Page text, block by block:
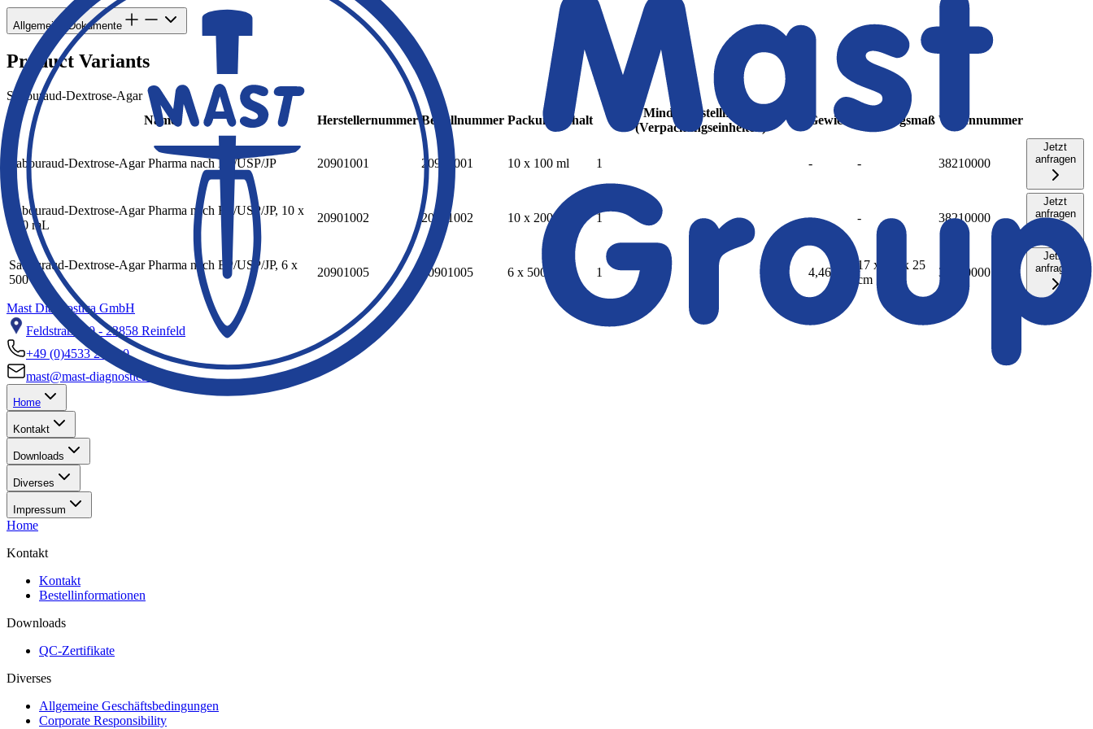
Allgemeine Dokumente
Product Variants
Sabouraud-Dextrose-Agar
Name
Herstellernummer Bestellnummer Packungsinhalt
Mindestbestellmenge
(Verpackungseinheiten)
Gewicht Packungsmaß Warennummer
Sabouraud-Dextrose-Agar Pharma nach EP/USP/JP 20901001 20901001 10 x 100 ml 1 - - 38210000
Jetzt
anfragen
Sabouraud-Dextrose-Agar Pharma nach EP/USP/JP, 10 x
200 mL
20901002 20901002 10 x 200 ml 1 - - 38210000
Jetzt
anfragen
Sabouraud-Dextrose-Agar Pharma nach EP/USP/JP, 6 x
500 mL
20901005 20901005 6 x 500 mL 1 4,46 kg
17 x 9,5 x 25
cm
38210000
Jetzt
anfragen
Mast Diagnostica GmbH
Feldstraße 20 - 23858 Reinfeld
+49 (0)4533 2007 0
mast@mast-diagnostica.de
Home
Kontakt
Downloads
Diverses
Impressum
Home
Kontakt
Kontakt
Bestellinformationen
Downloads
QC-Zertifikate
Diverses
Allgemeine Geschäftsbedingungen
Corporate Responsibility